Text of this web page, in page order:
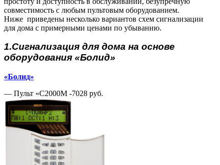
совместимость с любым пультовым оборудованием.
Ниже приведены несколько вариантов схем сигнализации
для дома с примерными ценами по убыванию.
1.Сигнализация для дома на основе
оборудования «Болид»
«Болид»
— Пульт «С2000М -7028 руб.